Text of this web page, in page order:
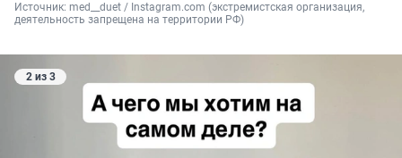
Источник: med__duet / Instagram.com (экстремистская организация,
деятельность запрещена на территории РФ)
2 из 3